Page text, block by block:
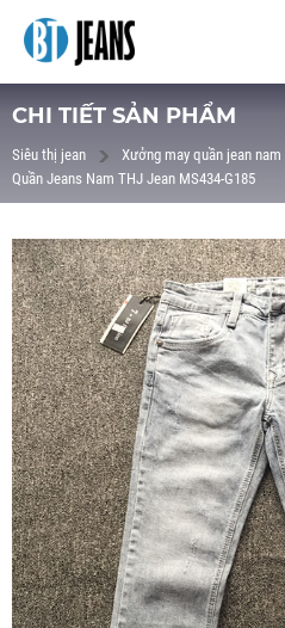
CHI TIẾT SẢN PHẨM
Siêu thị jean Xưởng may quần jean nam
Quần Jeans Nam THJ Jean MS434-G185